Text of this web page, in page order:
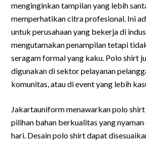
menginginkan tampilan yang lebih
memperhatikan citra profesional. Ini
untuk perusahaan yang bekerja di
mengutamakan penampilan tetapi
seragam formal yang kaku. Polo shirt
digunakan di sektor pelayanan
komunitas, atau di event yang lebih
Jakartauniform menawarkan polo
pilihan bahan berkualitas yang
hari. Desain polo shirt dapat